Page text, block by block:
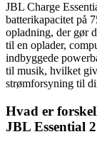
JBL Charge
batterikapacitet på
opladning, der gør
til en oplader,
indbyggede
til musik, hvilket
strømforsyning til
Hvad er
JBL Essential